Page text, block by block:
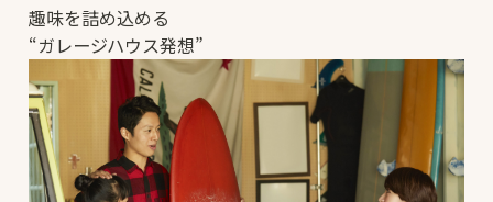
趣味を詰め込める
“ガレージハウス発想”